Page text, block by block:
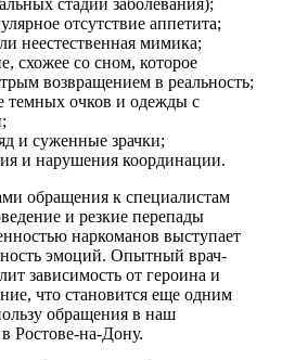
стадий заболевания);
отсутствие аппетита;
неестественная мимика;
схожее со сном, которое
возвращением в реальность;
темных очков и одежды с
и суженные зрачки;
и нарушения координации.
обращения к специалистам
и резкие перепады
наркоманов выступает
эмоций. Опытный врач-
зависимость от героина и
что становится еще одним
обращения в наш
Ростове-на-Дону.